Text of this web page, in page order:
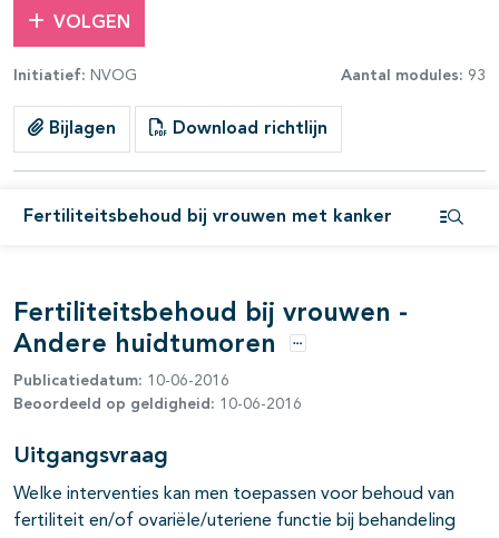
VOLGEN
Initiatief: NVOG Aantal modules: 93
Bijlagen Download richtlijn
Fertiliteitsbehoud bij vrouwen met kanker
open- en dichtklappen
open- en dichtklappen
open- en dichtklappen
open- en dichtklappen
open- en dichtklappen
open- en dichtklappen
Fertiliteitsbehoud bij vrouwen -
Andere huidtumoren
Opties
Publicatiedatum: 10-06-2016
Beoordeeld op geldigheid: 10-06-2016
Uitgangsvraag
Welke interventies kan men toepassen voor behoud van
fertiliteit en/of ovariële/uteriene functie bij behandeling